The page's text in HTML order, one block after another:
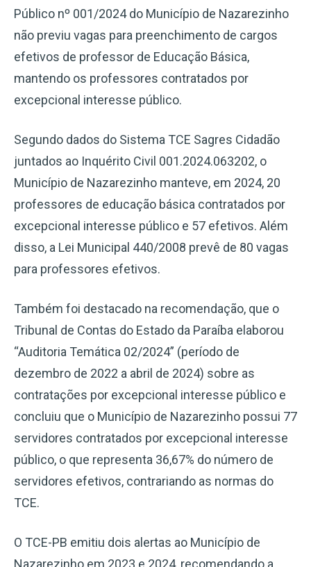
Público nº 001/2024 do Município de Nazarezinho
não previu vagas para preenchimento de cargos
efetivos de professor de Educação Básica,
mantendo os professores contratados por
excepcional interesse público.
Segundo dados do Sistema TCE Sagres Cidadão
juntados ao Inquérito Civil 001.2024.063202, o
Município de Nazarezinho manteve, em 2024, 20
professores de educação básica contratados por
excepcional interesse público e 57 efetivos. Além
disso, a Lei Municipal 440/2008 prevê de 80 vagas
para professores efetivos.
Também foi destacado na recomendação, que o
Tribunal de Contas do Estado da Paraíba elaborou
“Auditoria Temática 02/2024” (período de
dezembro de 2022 a abril de 2024) sobre as
contratações por excepcional interesse público e
concluiu que o Município de Nazarezinho possui 77
servidores contratados por excepcional interesse
público, o que representa 36,67% do número de
servidores efetivos, contrariando as normas do
TCE.
O TCE-PB emitiu dois alertas ao Município de
Nazarezinho em 2023 e 2024, recomendando a